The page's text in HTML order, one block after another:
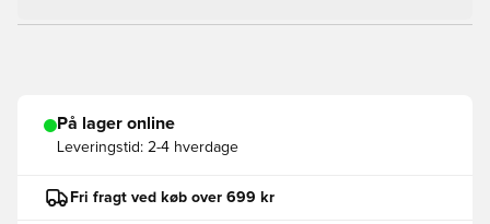
På lager online
Leveringstid: 2-4 hverdage
Fri fragt ved køb over 699 kr